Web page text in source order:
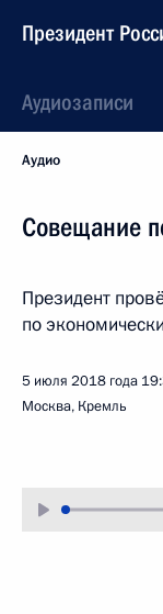
Президент
Аудиозаписи
Аудио
Совещание
Президент
по
5 июля 2018 года
Москва, Кремль